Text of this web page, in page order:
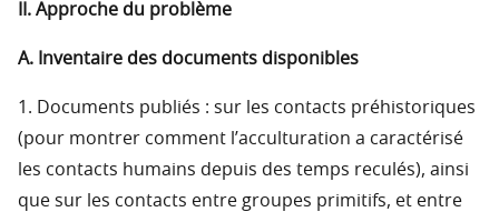
II. Approche du problème
A. Inventaire des documents disponibles
1. Documents publiés : sur les contacts préhistoriques
(pour montrer comment l’acculturation a caractérisé
les contacts humains depuis des temps reculés), ainsi
que sur les contacts entre groupes primitifs, et entre